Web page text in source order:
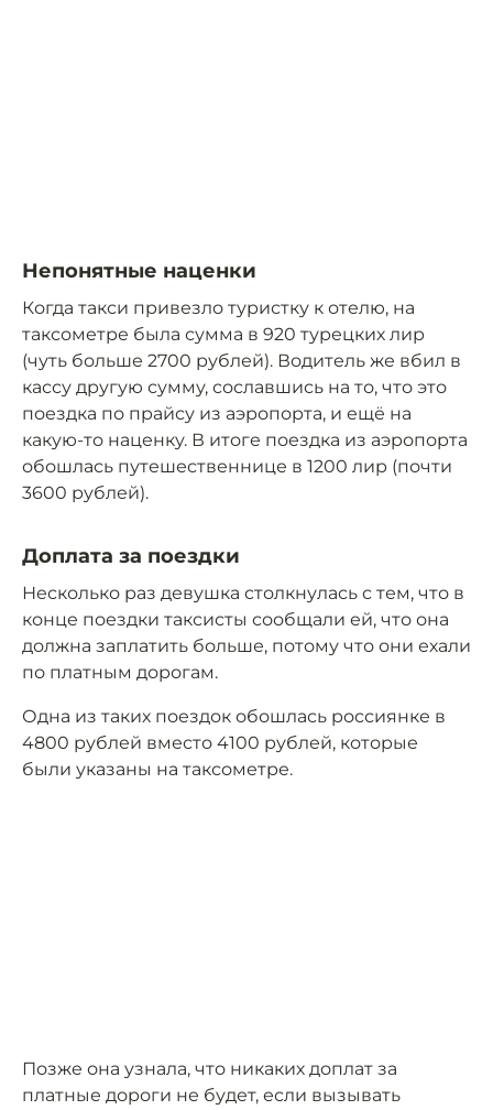
Непонятные наценки
Когда такси привезло туристку к отелю, на
таксометре была сумма в 920 турецких лир
(чуть больше 2700 рублей). Водитель же вбил в
кассу другую сумму, сославшись на то, что это
поездка по прайсу из аэропорта, и ещё на
какую-то наценку. В итоге поездка из аэропорта
обошлась путешественнице в 1200 лир (почти
3600 рублей).
Доплата за поездки
Несколько раз девушка столкнулась с тем, что в
конце поездки таксисты сообщали ей, что она
должна заплатить больше, потому что они ехали
по платным дорогам.
Одна из таких поездок обошлась россиянке в
4800 рублей вместо 4100 рублей, которые
были указаны на таксометре.
Позже она узнала, что никаких доплат за
платные дороги не будет, если вызывать